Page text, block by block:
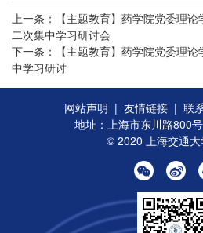
上一条：【主题教育】药学院党委理
二次集中学习研讨会
下一条：【主题教育】药学院党委理
中学习研讨
网站声明 | 友情链接 | 联
地址：上海市东川路800
© 2020 上海交通